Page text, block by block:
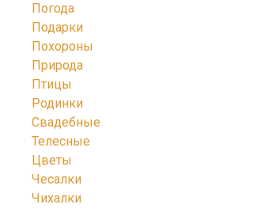
Погода
Подарки
Похороны
Природа
Птицы
Родинки
Свадебные
Телесные
Цветы
Чесалки
Чихалки